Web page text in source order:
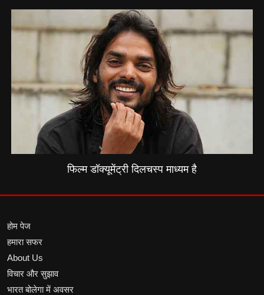
फिल्म डॉक्यूमेंट्री दिलचस्प माध्यम है
होम पेज
हमारा सफर
About Us
विचार और सुझाव
भारत बोलेगा में अवसर